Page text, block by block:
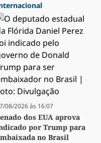
08/2026 às 16:07
dos EUA aprova
por Trump para
no Brasil